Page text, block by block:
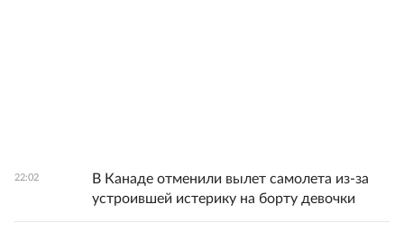
22:02
В Канаде отменили вылет самолета из-за
устроившей истерику на борту девочки